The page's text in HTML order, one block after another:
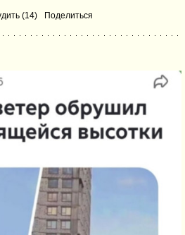
(14) Поделиться